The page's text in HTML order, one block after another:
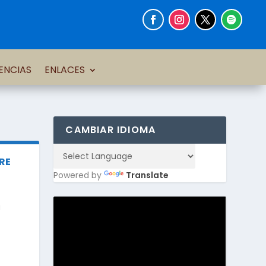
ENLACES
CAMBIAR IDIOMA
Powered by Translate